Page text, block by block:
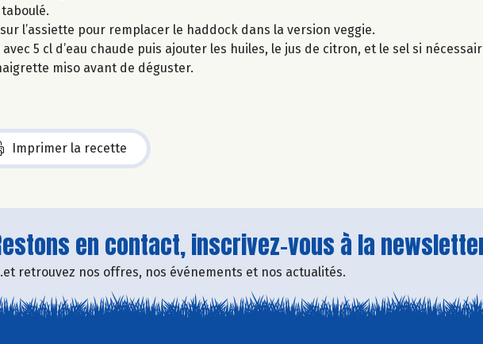
l’assiette pour remplacer le haddock dans la version veggie.
5 cl d’eau chaude puis ajouter les huiles, le jus de citron, et le sel si
miso avant de déguster.
Imprimer la recette
en contact, inscrivez-vous à la
retrouvez nos offres, nos événements et nos actualités.